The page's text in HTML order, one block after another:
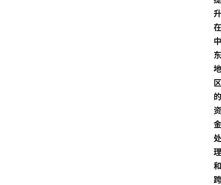
升
在
中
东
地
区
的
资
金
处
理
和
跨